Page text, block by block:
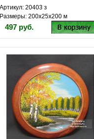
Артикул: 20403 з
Размеры: 200х25х200 м
497 руб.